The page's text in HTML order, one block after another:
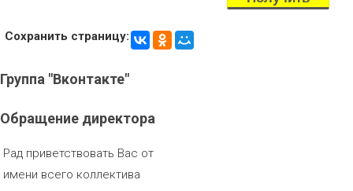
Сохранить страницу:
Группа "Вконтакте"
Обращение директора
Рад приветствовать Вас от
имени всего коллектива